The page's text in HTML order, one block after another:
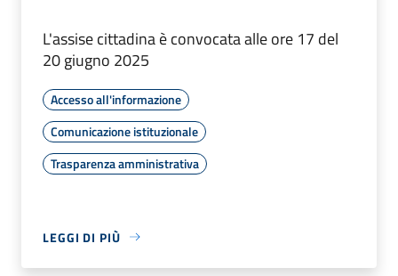
L'assise cittadina è convocata alle ore 17 del
20 giugno 2025
Accesso all'informazione
Comunicazione istituzionale
Trasparenza amministrativa
LEGGI DI PIÙ